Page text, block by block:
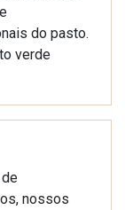
do pasto.
verde
nossos